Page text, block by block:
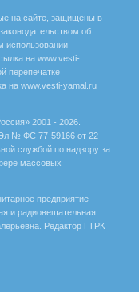
на сайте, защищены в
об
использовании
на www.vesti-
перепечатке
на www.vesti-yamal.ru
2001 - 2026.
№ ФС 77-59166 от 22
службой по надзору за
массовых
предприятие
и радиовещательная
Редактор ГТРК